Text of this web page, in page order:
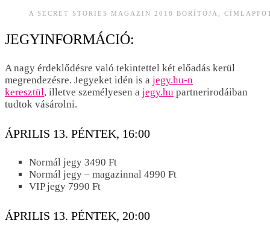
A SECRET STORIES MAGAZIN 2018 BORÍTÓJA,
JEGYINFORMÁCIÓ:
A nagy érdeklődésre való tekintettel két előadás kerül
megrendezésre. Jegyeket idén is a jegy.hu-n
keresztül, illetve személyesen a jegy.hu partnerirodáiban
tudtok vásárolni.
ÁPRILIS 13. PÉNTEK, 16:00
Normál jegy 3490 Ft
Normál jegy – magazinnal 4990 Ft
VIP jegy 7990 Ft
ÁPRILIS 13. PÉNTEK, 20:00